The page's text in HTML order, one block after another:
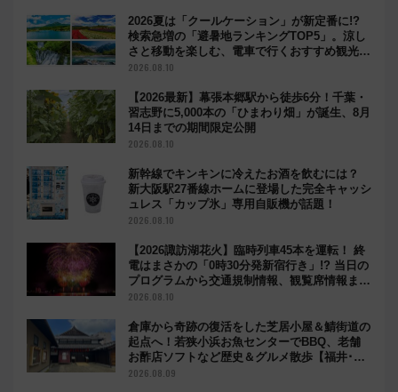
2026夏は「クールケーション」が新定番に!?
検索急増の「避暑地ランキングTOP5」。涼し
さと移動を楽しむ、電車で行くおすすめ観光情
報も
2026.08.10
【2026最新】幕張本郷駅から徒歩6分！千葉・
習志野に5,000本の「ひまわり畑」が誕生、8月
14日までの期間限定公開
2026.08.10
新幹線でキンキンに冷えたお酒を飲むには？
新大阪駅27番線ホームに登場した完全キャッシ
ュレス「カップ氷」専用自販機が話題！
2026.08.10
【2026諏訪湖花火】臨時列車45本を運転！ 終
電はまさかの「0時30分発新宿行き」!? 当日の
プログラムから交通規制情報、観覧席情報まで
徹底解説
2026.08.10
倉庫から奇跡の復活をした芝居小屋＆鯖街道の
起点へ！若狭小浜お魚センターでBBQ、老舗
お酢店ソフトなど歴史＆グルメ散歩【福井･小
浜観光】
2026.08.09